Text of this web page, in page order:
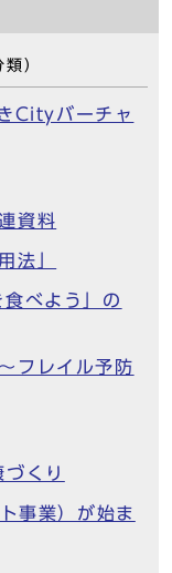
）
Cityバーチャ
資料
法」
べよう」の
フレイル予防
くり
事業）が始ま